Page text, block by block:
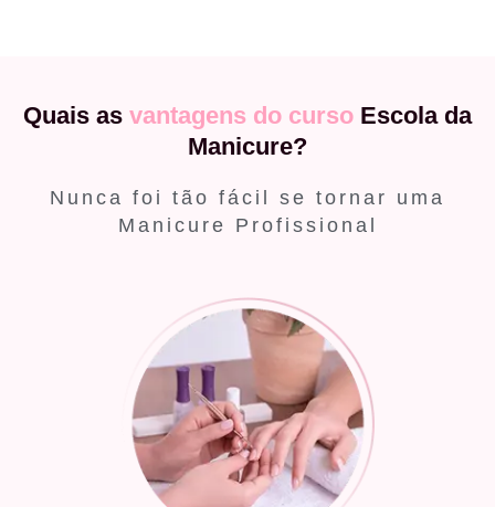
Quais as vantagens do curso Escola da
Manicure?
Nunca foi tão fácil se tornar uma
Manicure Profissional